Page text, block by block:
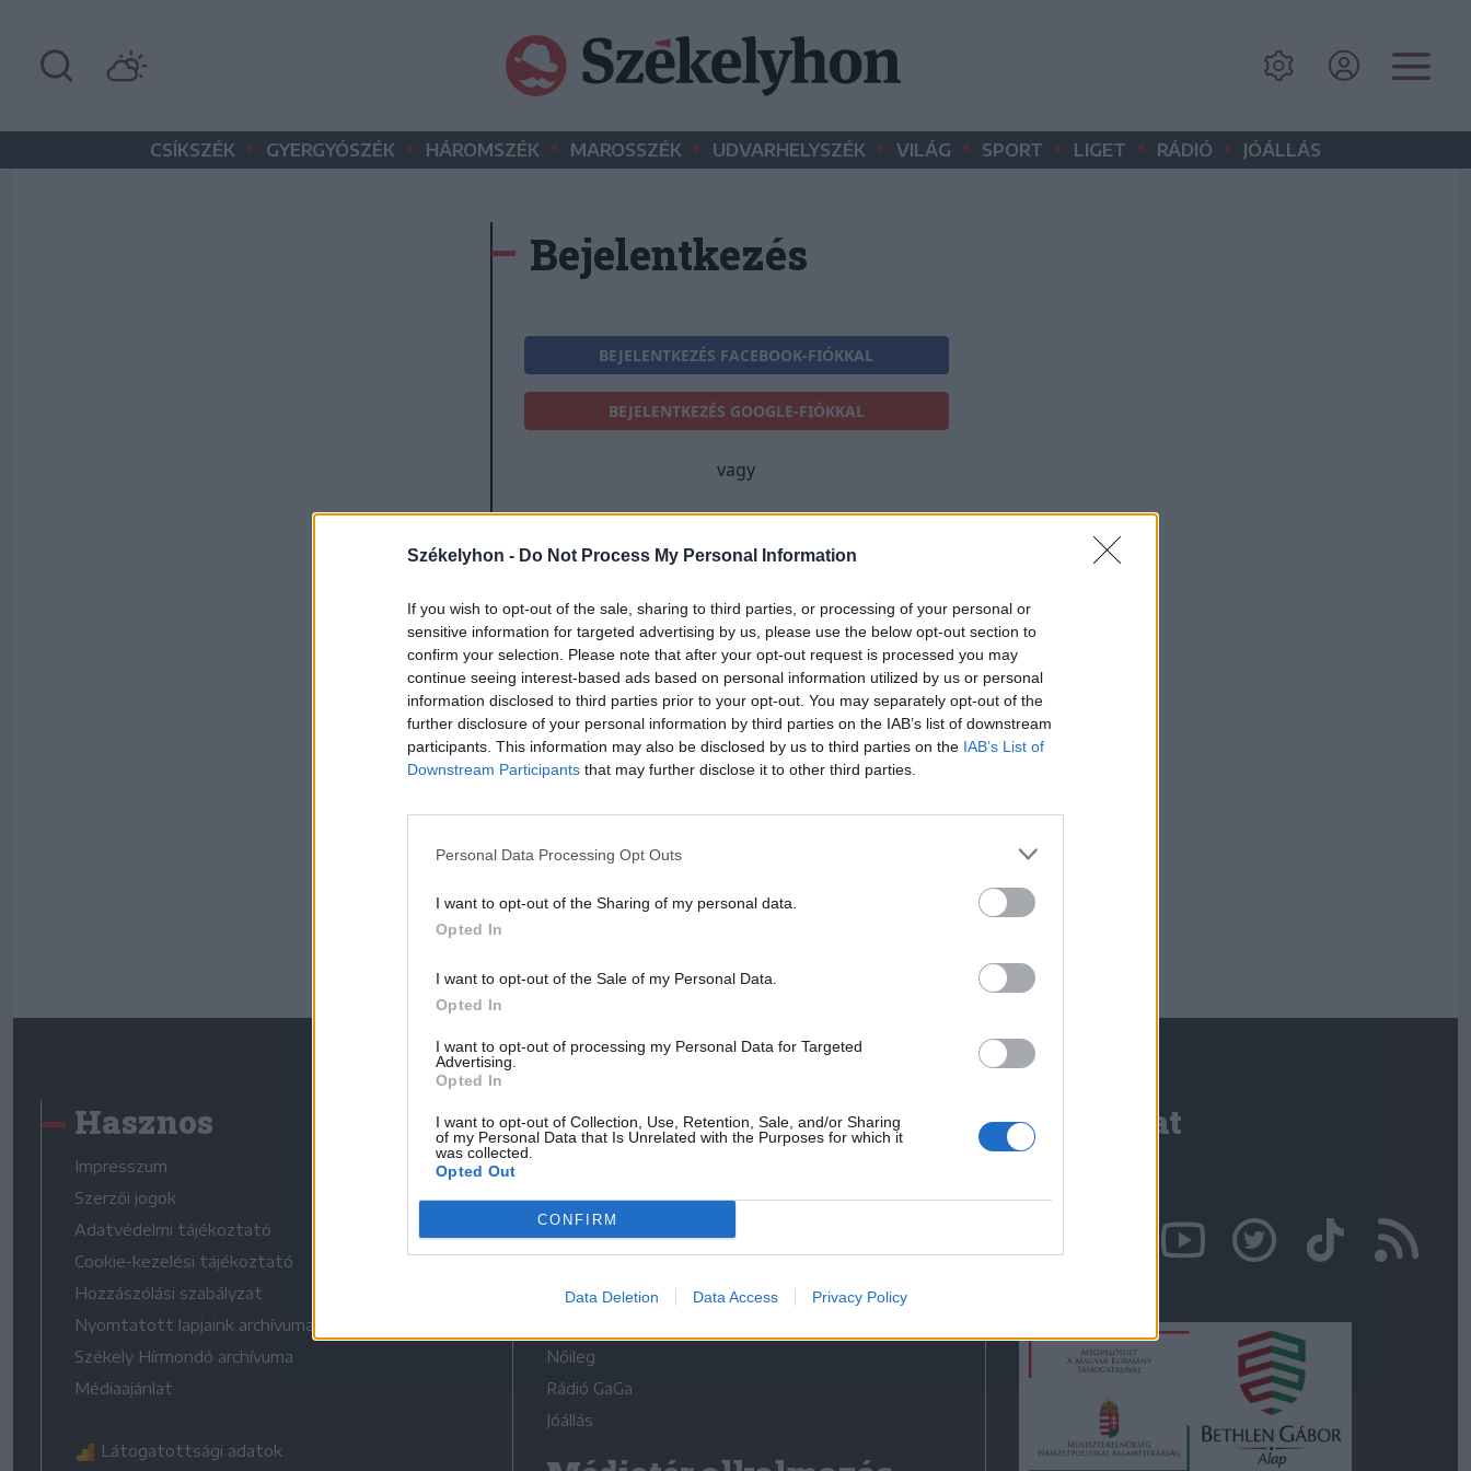
Székelyhon - Do Not Process My Personal Information
If you wish to opt-out of the sale, sharing to third parties, or processing of your personal or
sensitive information for targeted advertising by us, please use the below opt-out section to
confirm your selection. Please note that after your opt-out request is processed you may
continue seeing interest-based ads based on personal information utilized by us or personal
information disclosed to third parties prior to your opt-out. You may separately opt-out of the
further disclosure of your personal information by third parties on the IAB’s list of downstream
participants. This information may also be disclosed by us to third parties on the IAB’s List of
Downstream Participants that may further disclose it to other third parties.
Personal Data Processing Opt Outs
I want to opt-out of the Sharing of my personal data.
Opted In
I want to opt-out of the Sale of my Personal Data.
Opted In
I want to opt-out of processing my Personal Data for Targeted
Advertising.
Opted In
I want to opt-out of Collection, Use, Retention, Sale, and/or Sharing
of my Personal Data that Is Unrelated with the Purposes for which it
was collected.
Opted Out
CONFIRM
Data Deletion Data Access Privacy Policy
CSÍKSZÉK • GYERGYÓSZÉK • HÁROMSZÉK • MAROSSZÉK • UDVARHELYSZÉK • VILÁG • SPORT • LIGET • RÁDIÓ • JÓÁLLÁS
Bejelentkezés
BEJELENTKEZÉS FACEBOOK-FIÓKKAL
BEJELENTKEZÉS GOOGLE-FIÓKKAL
vagy
E-mail-cím
Jelszó
Elfelejtette a jelszavát?
BEJELENTKEZÉS
Hasznos
Impresszum
Szerzői jogok
Adatvédelmi tájékoztató
Cookie-kezelési tájékoztató
Hozzászólási szabályzat
Nyomtatott lapjaink archívuma
Székely Hírmondó archívuma
Médiaajánlat
Látogatottsági adatok
Médiatér
Liget
Krónika
Bihari Napló
Erdélyi Napló
Nőileg
Rádió GaGa
Jóállás
Kapcsolat